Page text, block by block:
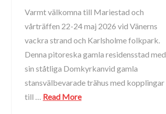
Varmt välkomna till Mariestad och
vårträffen 22-24 maj 2026 vid Vänerns
vackra strand och Karlsholme folkpark.
Denna pitoreska gamla residensstad med
sin ståtliga Domkyrkanvid gamla
stansvälbevarade trähus med kopplingar
till … Read More